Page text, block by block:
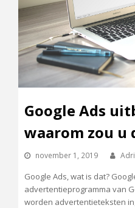
Google Ads
waarom zou u
november 1, 2019
Google Ads, wat is dat?
advertentieprogramma van
worden advertentieteksten